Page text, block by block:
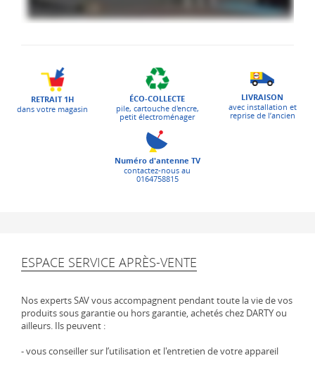
RETRAIT 1H
dans votre magasin
ÉCO-COLLECTE
pile, cartouche d'encre,
petit électroménager
LIVRAISON
avec installation et
reprise de l’ancien
Numéro d'antenne TV
contactez-nous au
0164758815
ESPACE SERVICE APRÈS-VENTE
Nos experts SAV vous accompagnent pendant toute la vie de vos
produits sous garantie ou hors garantie, achetés chez DARTY ou
ailleurs. Ils peuvent :
- vous conseiller sur l’utilisation et l'entretien de votre appareil